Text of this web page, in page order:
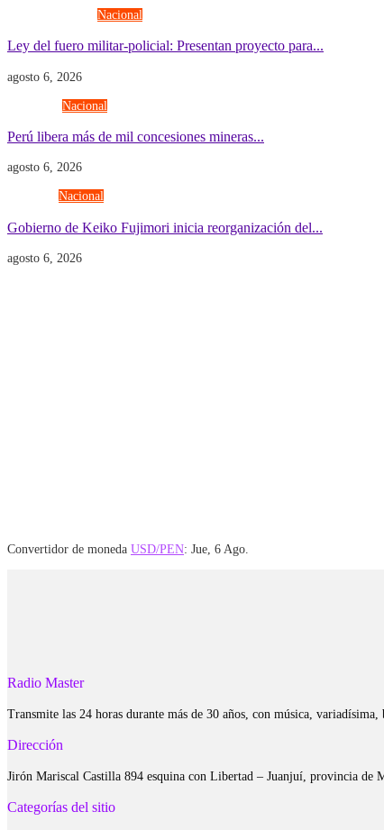
Nacional
Ley del fuero militar-policial: Presentan proyecto para...
agosto 6, 2026
Nacional
Perú libera más de mil concesiones mineras...
agosto 6, 2026
Nacional
Gobierno de Keiko Fujimori inicia reorganización del...
agosto 6, 2026
Convertidor de moneda USD/PEN: Jue, 6 Ago.
Radio Master
Transmite las 24 horas durante más de 30 años, con música,
Dirección
Jirón Mariscal Castilla 894 esquina con Libertad – Juanjuí, provincia de
Categorías del sitio